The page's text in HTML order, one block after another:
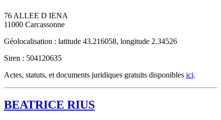
76 ALLEE D IENA
11000 Carcassonne
Géolocalisation : latitude 43.216058, longitude 2.34526
Siren : 504120635
Actes, statuts, et documents juridiques gratuits disponibles ici.
BEATRICE RIUS